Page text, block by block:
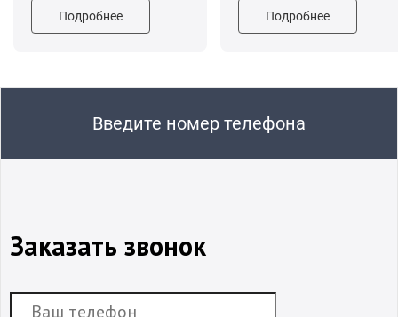
Подробнее Подробнее
Введите номер телефона
Заказать звонок